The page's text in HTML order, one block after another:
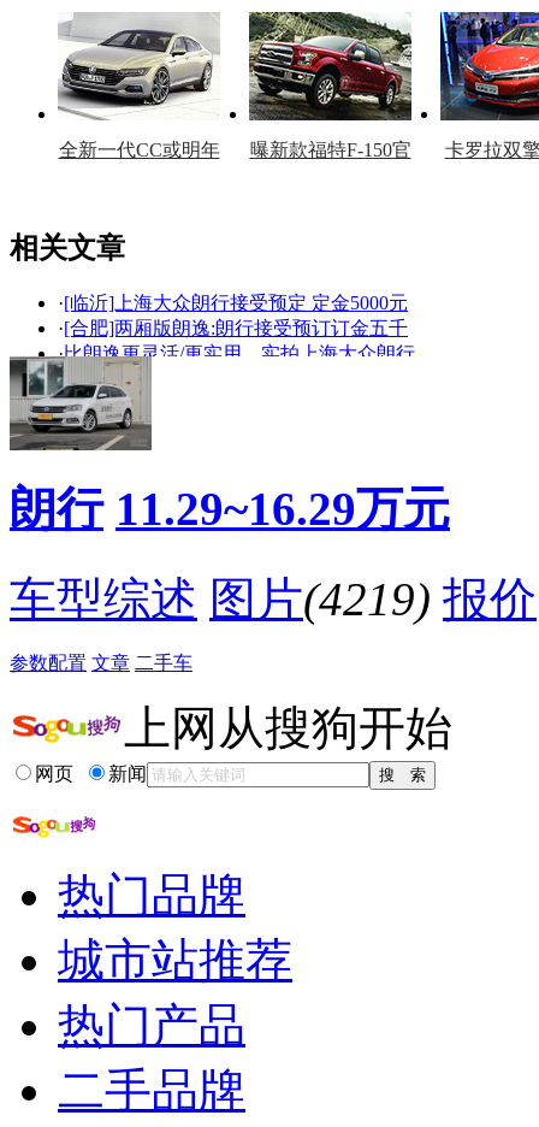
车型 复产 官
全新一代CC或明年
曝新款福特F-150官
卡罗拉双
看赛车宝贝争奇斗
艳
车模美腿爆乳无惧
走光
相关文章
·[临沂]上海大众朗行接受预定 定金5000元
·[合肥]两厢版朗逸:朗行接受预订订金五千
·比朗逸更灵活/更实用 实拍上海大众朗行
· [哈尔滨]上海大众朗行接受预订1万元订金
·上海大众恒通朗行已到店 恭迎您到店品鉴
·2013 昆明国际车展即将亮相重磅新车盘点
·武汉朗行订金5000 提前预订优先平价提车
·汽车产能布局“一路向西” 三大项目落户
·新车连连看 海马S7/途观领衔6月上市新车
相关贴子更多>>
·说说我的全新迈腾用车感受！
·大众夏朗怎么样？-记我的1年用车感受
·
不挑了，就它了
·迟来的帖，提走小白
玛雅红的致命魅力
·好事多磨，大众速腾异地顺利提车记+记录仪
速腾1.6自舒提车一个月，补个作业
朗行 11.29~16.29万元
车型综述 图片(4219) 报价
参数配置 文章 二手车
上网从搜狗开始
网页 新闻
热门品牌
城市站推荐
热门产品
二手品牌